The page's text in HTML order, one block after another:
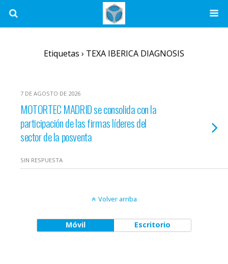
Etiquetas › TEXA IBERICA DIAGNOSIS
7 DE AGOSTO DE 2026
MOTORTEC MADRID se consolida con la
participación de las firmas líderes del
sector de la posventa
SIN RESPUESTA
Volver arriba
Móvil Escritorio